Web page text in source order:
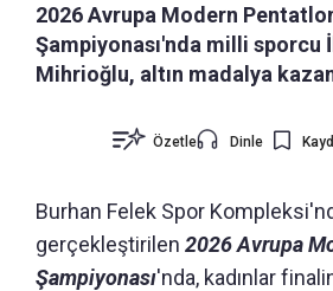
2026 Avrupa Modern
Şampiyonası'nda milli sporcu
Mihrioğlu, altın madalya
Özetle Dinle
Burhan Felek Spor
gerçekleştirilen 2026 Avrupa
Şampiyonası'nda, kadınlar